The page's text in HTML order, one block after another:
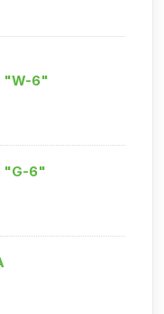
"W-6"
"G-6"